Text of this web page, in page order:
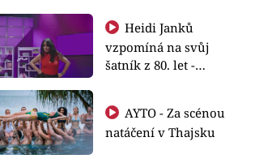
Heidi Janků
vzpomíná na svůj
šatník z 80. let -
natáčení v Thajsku